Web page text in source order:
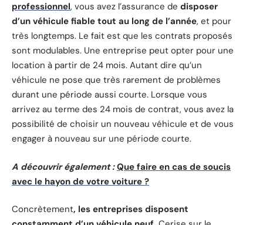
professionnel, vous avez l’assurance de disposer
d’un véhicule fiable tout au long de l’année, et pour
très longtemps. Le fait est que les contrats proposés
sont modulables. Une entreprise peut opter pour une
location à partir de 24 mois. Autant dire qu’un
véhicule ne pose que très rarement de problèmes
durant une période aussi courte. Lorsque vous
arrivez au terme des 24 mois de contrat, vous avez la
possibilité de choisir un nouveau véhicule et de vous
engager à nouveau sur une période courte.
A découvrir également : Que faire en cas de soucis
avec le hayon de votre voiture ?
Concrètement, les entreprises disposent